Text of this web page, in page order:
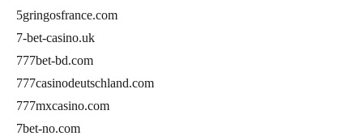
5gringosfrance.com
7-bet-casino.uk
777bet-bd.com
777casinodeutschland.com
777mxcasino.com
7bet-no.com